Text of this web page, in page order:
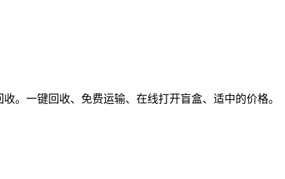
。一键回收、免费运输、在线打开盲盒、适中的价格。